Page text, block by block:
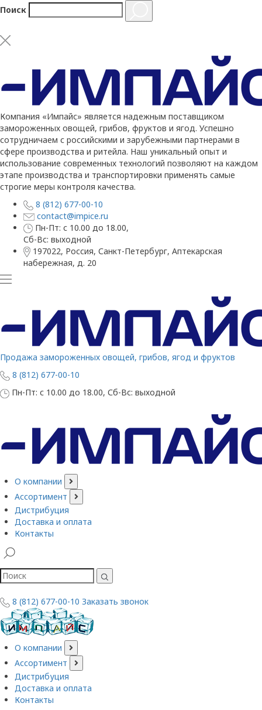
Поиск
Компания «Импайс» является надежным поставщиком
замороженных овощей, грибов, фруктов и ягод. Успешно
сотрудничаем с российскими и зарубежными партнерами в
сфере производства и ритейла. Наш уникальный опыт и
использование современных технологий позволяют на каждом
этапе производства и транспортировки применять самые
строгие меры контроля качества.
8 (812) 677-00-10
contact@impice.ru
Пн-Пт: с 10.00 до 18.00,
Сб-Вс: выходной
197022, Россия, Санкт-Петербург, Аптекарская
набережная, д. 20
Продажа замороженных овощей, грибов, ягод и фруктов
8 (812) 677-00-10
Пн-Пт: с 10.00 до 18.00, Сб-Вс: выходной
О компании
Ассортимент
Дистрибуция
Доставка и оплата
Контакты
8 (812) 677-00-10 Заказать звонок
О компании
Ассортимент
Дистрибуция
Доставка и оплата
Контакты